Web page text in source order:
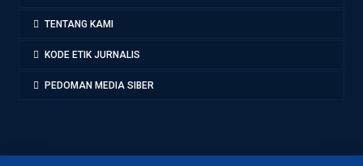
TENTANG KAMI
KODE ETIK JURNALIS
PEDOMAN MEDIA SIBER